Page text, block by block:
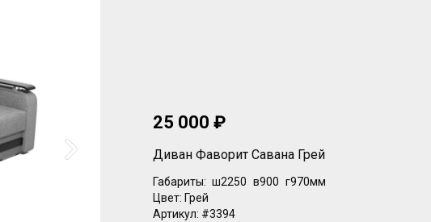
25 000 ₽
Диван Фаворит Савана Грей
Габариты: ш2250 в900 г970мм
Цвет: Грей
Артикул: #3394